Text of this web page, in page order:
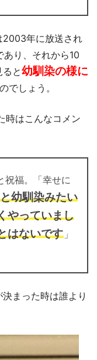
2003年に放送され
り、それから10
と幼馴染の様に
のでしょう。
時はこんなコメン
祝福。「幸せに
幼馴染みたい
やっていまし
はないです 」
まった時は誰より